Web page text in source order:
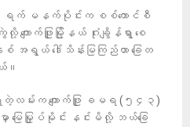
မနက်ပိုင်းက စစ်ကောင်စီ
လို့ ကျောက်ဖြူမြို့နယ် ဂုံးချွိန်ရွာ စေ
ရွယ် ဒေါ်သိန်းမြကြည်ဟာ ခြေတ
။
ရတဲ့လမ်းက ကျောက်ဖြူ ခမရ (၅၄၃)
မြေမြှုပ်မိုင်း နင်းမိလို့ ဘယ်ခြေ